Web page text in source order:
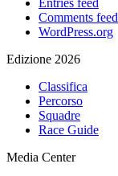
Comments feed
WordPress.org
Edizione 2026
Classifica
Percorso
Squadre
Race Guide
Media Center